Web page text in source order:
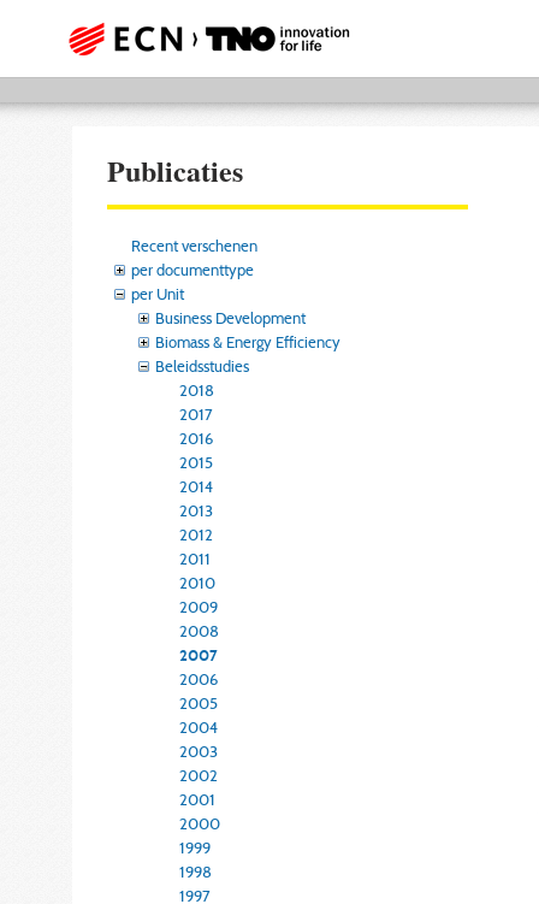
Publicaties
Recent verschenen
per documenttype
per Unit
Business Development
Biomass & Energy Efficiency
Beleidsstudies
2018
2017
2016
2015
2014
2013
2012
2011
2010
2009
2008
2007
2006
2005
2004
2003
2002
2001
2000
1999
1998
1997